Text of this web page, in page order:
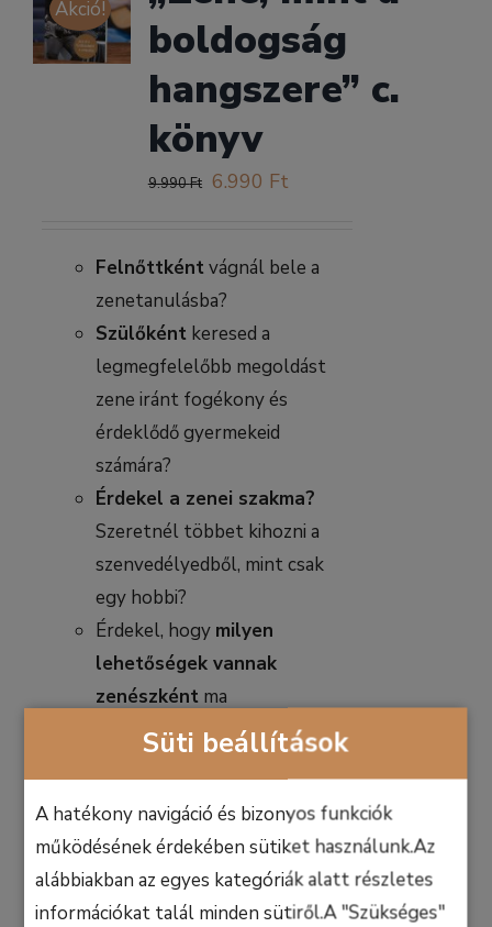
Süti beállítások
A hatékony navigáció és bizonyos funkciók
működésének érdekében sütiket használunk.Az
alábbiakban az egyes kategóriák alatt részletes
információkat talál minden sütiről.A "Szükséges"
Akció!
boldogság
hangszere” c.
könyv
9.990Ft Original
9.990 Ft.
6.990 FtCurrent
6.990 Ft.
Felnőttként vágnál bele a
zenetanulásba?
Szülőként keresed a
legmegfelelőbb megoldást
zene iránt fogékony és
érdeklődő gyermekeid
számára?
Érdekel a zenei szakma?
Szeretnél többet kihozni a
szenvedélyedből, mint csak
egy hobbi?
Érdekel, hogy milyen
lehetőségek vannak
zenészkéntma
Magyarországon és a
Kosárba
teszem
Részletek